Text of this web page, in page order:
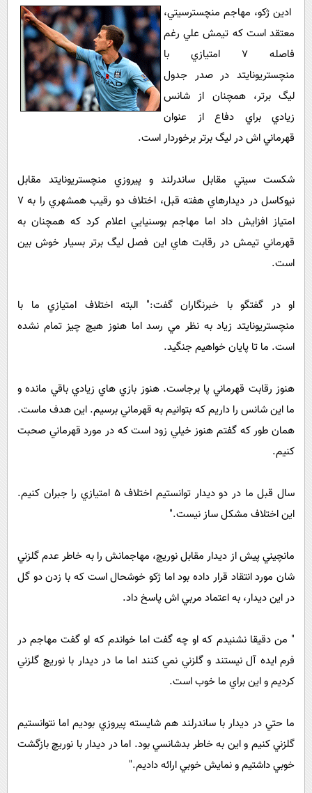
سرگرمی
فناوری
گوناگون
حوادث
محیط زیست
سلامت
بین الملل
حیات وحش
پیامک
روانشناسی
آشپزی
دانلود
ادين ژکو، مهاجم منچسترسيتي،
معتقد است که تيمش علي رغم
فاصله 7 امتيازي با
منچستريونايتد در صدر جدول
ليگ برتر، همچنان از شانس
زيادي براي دفاع از عنوان
قهرماني اش در ليگ برتر برخوردار است.
شکست سيتي مقابل ساندرلند و پيروزي منچستريونايتد مقابل
نيوکاسل در ديدارهاي هفته قبل، اختلاف دو رقيب همشهري را به 7
امتياز افزايش داد اما مهاجم بوسنيايي اعلام کرد که همچنان به
قهرماني تيمش در رقابت هاي اين فصل ليگ برتر بسيار خوش بين
است.
او در گفتگو با خبرنگاران گفت:" البته اختلاف امتيازي ما با
منچستريونايتد زياد به نظر مي رسد اما هنوز هيچ چيز تمام نشده
است. ما تا پايان خواهيم جنگيد.
هنوز رقابت قهرماني پا برجاست. هنوز بازي هاي زيادي باقي مانده و
ما اين شانس را داريم که بتوانيم به قهرماني برسيم. اين هدف ماست.
همان طور که گفتم هنوز خيلي زود است که در مورد قهرماني صحبت
کنيم.
سال قبل ما در دو ديدار توانستيم اختلاف 5 امتيازي را جبران کنيم.
اين اختلاف مشکل ساز نيست."
مانچيني پيش از ديدار مقابل نوريچ، مهاجمانش را به خاطر عدم گلزني
شان مورد انتقاد قرار داده بود اما ژکو خوشحال است که با زدن دو گل
در اين ديدار، به اعتماد مربي اش پاسخ داد.
" من دقيقا نشنيدم که او چه گفت اما خواندم که او گفت مهاجم در
فرم ايده آل نيستند و گلزني نمي کنند اما ما در ديدار با نوريچ گلزني
کرديم و اين براي ما خوب است.
ما حتي در ديدار با ساندرلند هم شايسته پيروزي بوديم اما نتوانستيم
گلزني کنيم و اين به خاطر بدشانسي بود. اما در ديدار با نوريچ بازگشت
خوبي داشتيم و نمايش خوبي ارائه داديم."